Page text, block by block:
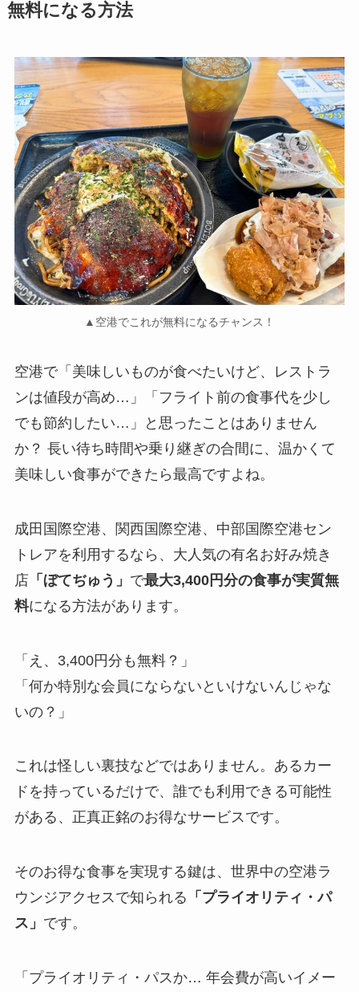
無料になる方法
▲空港でこれが無料になるチャンス！
空港で「美味しいものが食べたいけど、レストラ
ンは値段が高め…」「フライト前の食事代を少し
でも節約したい…」と思ったことはありません
か？ 長い待ち時間や乗り継ぎの合間に、温かくて
美味しい食事ができたら最高ですよね。
成田国際空港、関西国際空港、中部国際空港セン
トレアを利用するなら、大人気の有名お好み焼き
店「ぼてぢゅう」 で最大3,400円分の食事が実質無
料になる方法があります。
「え、3,400円分も無料？」
「何か特別な会員にならないといけないんじゃな
いの？」
これは怪しい裏技などではありません。あるカー
ドを持っているだけで、誰でも利用できる可能性
がある、正真正銘のお得なサービスです。
そのお得な食事を実現する鍵は、世界中の空港ラ
ウンジアクセスで知られる 「プライオリティ・パ
ス」 です。
「プライオリティ・パスか… 年会費が高いイメー